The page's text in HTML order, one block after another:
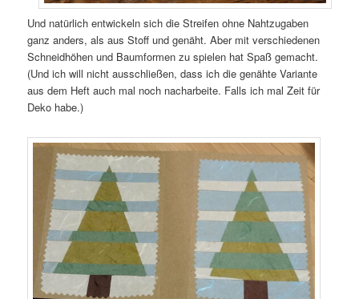
Und natürlich entwickeln sich die Streifen ohne Nahtzugaben
ganz anders, als aus Stoff und genäht. Aber mit verschiedenen
Schneidhöhen und Baumformen zu spielen hat Spaß gemacht.
(Und ich will nicht ausschließen, dass ich die genähte Variante
aus dem Heft auch mal noch nacharbeite. Falls ich mal Zeit für
Deko habe.)